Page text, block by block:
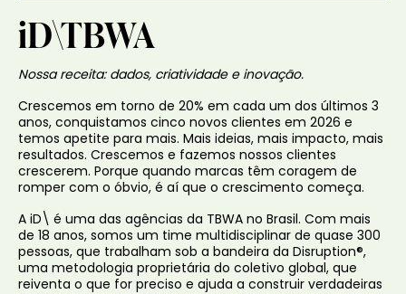
iD\TBWA
Nossa receita: dados, criatividade e inovação.
Crescemos em torno de 20% em cada um dos últimos 3
anos, conquistamos cinco novos clientes em 2026 e
temos apetite para mais. Mais ideias, mais impacto, mais
resultados. Crescemos e fazemos nossos clientes
crescerem. Porque quando marcas têm coragem de
romper com o óbvio, é aí que o crescimento começa.
A iD\ é uma das agências da TBWA no Brasil. Com mais
de 18 anos, somos um time multidisciplinar de quase 300
pessoas, que trabalham sob a bandeira da Disruption®,
uma metodologia proprietária do coletivo global, que
reiventa o que for preciso e ajuda a construir verdadeiras